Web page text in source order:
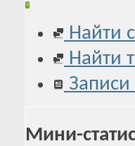
Найти
Найти
Мини-